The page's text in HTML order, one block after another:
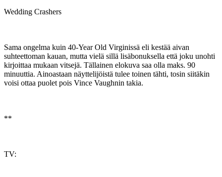
Wedding Crashers
Sama ongelma kuin 40-Year Old Virginissä eli kestää aivan
suhteettoman kauan, mutta vielä sillä lisäbonuksella että joku unohti
kirjoittaa mukaan vitsejä. Tällainen elokuva saa olla maks. 90
minuuttia. Ainoastaan näyttelijöistä tulee toinen tähti, tosin siitäkin
voisi ottaa puolet pois Vince Vaughnin takia.
**
TV: